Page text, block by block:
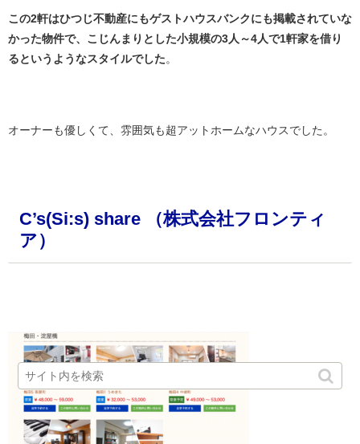
この2軒はひつじ不動産にもゲストハウスバンクにも掲載されていな
かった物件で、こじんまりとした小規模の3人～4人で1軒家を借り
るというようなスタイルでした。
オーナーも優しくて、雰囲気も超アットホームなハウスでした。
C’s(Si:s) share （株式会社フロンティ
ア）